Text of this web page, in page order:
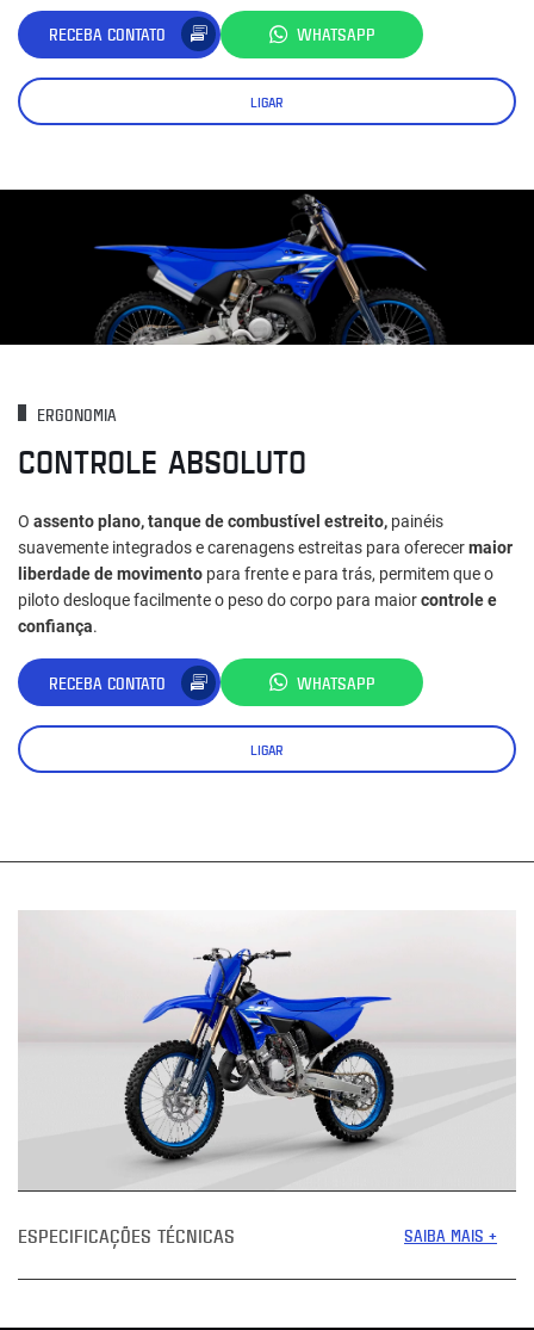
RECEBA CONTATO WHATSAPP
LIGAR
ERGONOMIA
CONTROLE ABSOLUTO
O assento plano, tanque de combustível estreito, painéis
suavemente integrados e carenagens estreitas para oferecermaior
liberdade de movimento para frente e para trás, permitem que o
piloto desloque facilmente o peso do corpo para maiorcontrole e
confiança.
RECEBA CONTATO WHATSAPP
LIGAR
ESPECIFICAÇÕES TÉCNICAS SAIBA MAIS +